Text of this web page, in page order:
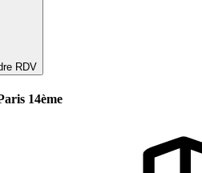
RDV
14ème